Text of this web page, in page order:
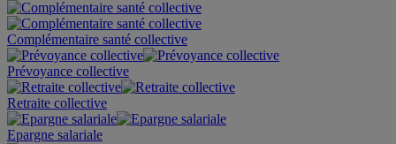
Complémentaire santé collective
Prévoyance collective
Retraite collective
Epargne salariale